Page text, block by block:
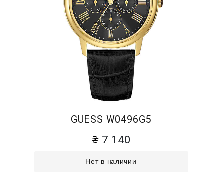
GUESS W0496G5
7 140
Нет в наличии